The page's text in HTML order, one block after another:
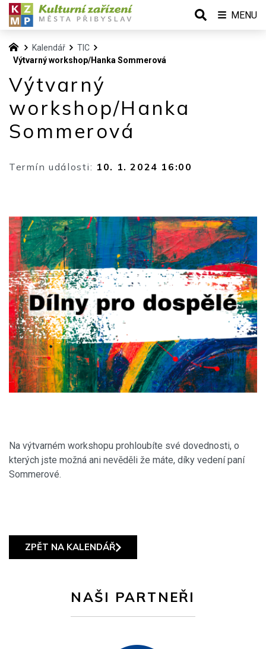
Kalendář
TIC
Výtvarný workshop/Hanka Sommerová
Výtvarný
workshop/Hanka
Sommerová
Termín události: 10. 1. 2024 16:00
Na výtvarném workshopu prohloubíte své dovednosti, o
kterých jste možná ani nevěděli že máte, díky vedení paní
Sommerové.
ZPĚT NA KALENDÁŘ
NAŠI PARTNEŘI
MENU